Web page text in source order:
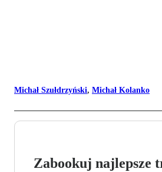
Michał Szułdrzyński, Michał Kolanko
Zabookuj najlepsze